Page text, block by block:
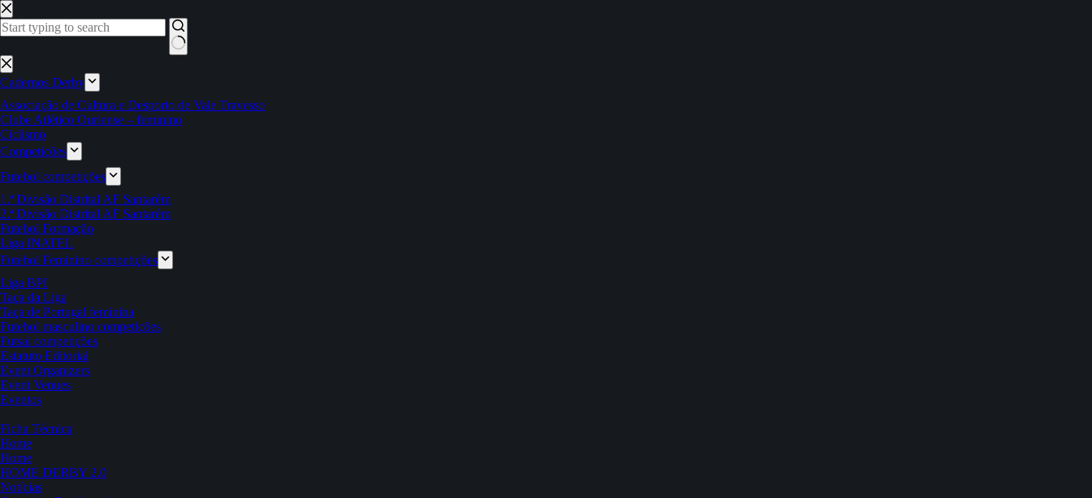
Pular
para
o
Sem
resultados
Cadernos Derby
Associação de Cultura e Desporto de Vale Travesso
Clube Atlético Ouriense – feminino
Ciclismo
Competições
Futebol competições
1.ª Divisão Distrital AF Santarém
2.ª Divisão Distrital AF Santarém
Futebol Formação
Liga INATEL
Futebol Feminino competições
Liga BPI
Taça da Liga
Taça de Portugal feminina
Futebol masculino competições
Futsal competições
Estatuto Editorial
Event Organizers
Event Venues
Eventos
Ficha Técnica
Home
Home
HOME DERBY 2.0
Notícias